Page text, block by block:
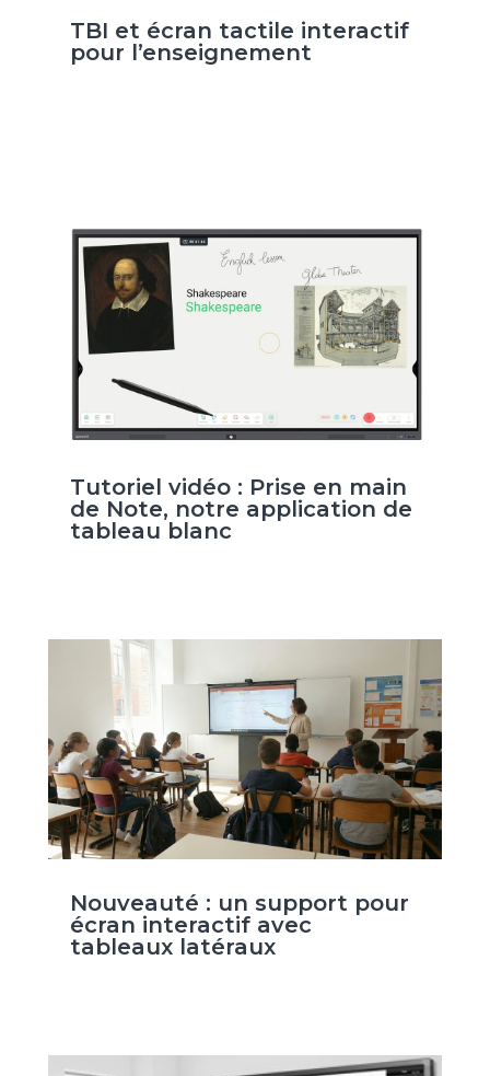
TBI et écran tactile interactif
pour l’enseignement
Tutoriel vidéo : Prise en main
de Note, notre application de
tableau blanc
Nouveauté : un support pour
écran interactif avec
tableaux latéraux